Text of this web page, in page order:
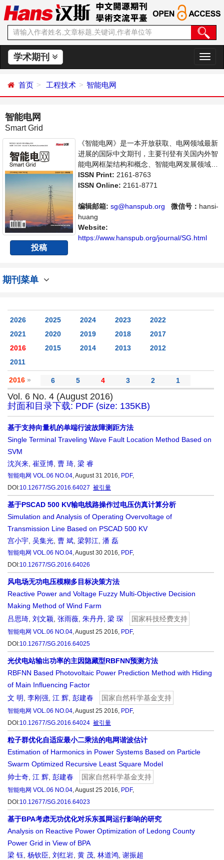
学术期刊
切
换
首页 工程技术 智能电网
智能电网
Smart Grid
投稿
《智能电网》是一本开放获取、电网领域最新
进展的国际中文期刊，主要刊登有关国内外智
能电网框架结构和概念、智能电网发展领域内
最新研究动态的相关论文。本刊支持思想创
新、学术创新，倡导科学，繁荣学术，集学术
家、学者、科研人员提供一个传播、分享和讨
论电网智能领域内不同方向问题与发展的交流
平台。
ISSN Print: 2161-8763
ISSN Online: 2161-8771
编辑邮箱: sg@hanspub.org 微信号： hansi-
huang
Website:
https://www.hanspub.org/journal/SG.html
期刊菜单
2026 2025 2024 2023
2022
2021
2020 2019 2018
2017
2016
2015 2014 2013
2012
2011
2016 » 6 5 4 3 2 1
Vol. 6 No. 4 (August 2016)
封面和目录下载: PDF (size: 135KB)
基于支持向量机的单端行波故障测距方法
Single Terminal Traveling Wave Fault Location Method Based on
SVM
沈兴来 崔亚博 曹 琦 梁 睿
智能电网 VOL.06 NO.04, August 31 2016, PDF,
DOI:10.12677/SG.2016.64027 被引量
基于PSCAD 500 KV输电线路操作过电压仿真计算分析
Simulation and Analysis of Operating Overvoltage of
Transmission Line Based on PSCAD 500 KV
宫小宇 吴集光 曹 斌 梁郭江 潘 磊
智能电网 VOL.06 NO.04, August 30 2016, PDF,
DOI:10.12677/SG.2016.64026
风电场无功电压模糊多目标决策方法
Reactive Power and Voltage Fuzzy Multi-Objective Decision
Making Method of Wind Farm
吕思琦 刘文颖 张雨薇 朱丹丹 梁 琛 国家科技经费支持
智能电网 VOL.06 NO.04, August 25 2016, PDF,
DOI:10.12677/SG.2016.64025
光伏电站输出功率的主因隐藏型RBFNN预测方法
RBFNN Based Photovoltaic Power Prediction Method with Hiding
of Main Influencing Factor
文 明
李刚强 江 辉 彭建春 国家自然科学基金支持
智能电网 VOL.06 NO.04, August 25 2016, PDF,
DOI:10.12677/SG.2016.64024 被引量
粒子群优化自适应最小二乘法的电网谐波估计
Estimation of Harmonics in Power Systems Based on Particle
Swarm Optimized Recursive Least Square Model
帅士奇 江 辉 彭建春 国家自然科学基金支持
智能电网 VOL.06 NO.04, August 25 2016, PDF,
DOI:10.12677/SG.2016.64023
基于BPA考虑无功优化对乐东孤网运行影响的研究
Analysis on Reactive Power Optimization of Ledong County
Power Grid in View of BPA
梁 钰 杨钦臣 刘红岩 黄 茂 林道鸿 谢振超